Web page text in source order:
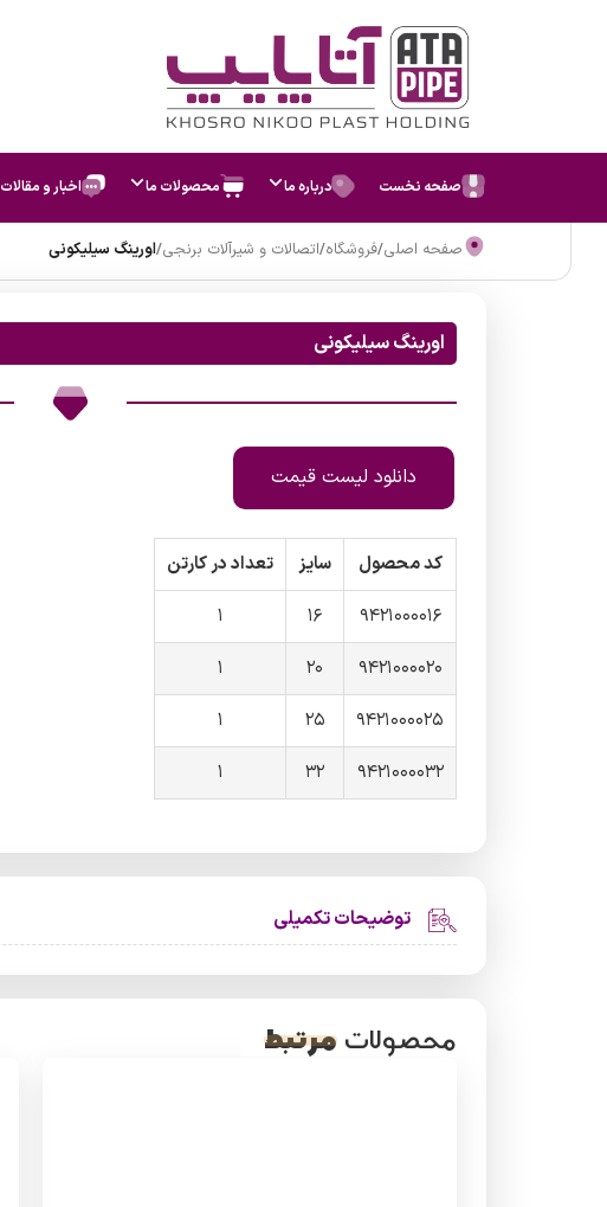
صفحه نخست درباره ما محصولات ما اخبار و مقالات
صفحه اصلی/فروشگاه/اتصالات و شیرآلات برنجی/اورینگ سیلیکونی
اورینگ سیلیکونی
دانلود لیست قیمت
کد محصول سایز
تعداد در کارتن
9421000016
16
1
9421000020
20
1
9421000025
25
1
9421000032
32
1
توضیحات تکمیلی
محصولات مرتبط